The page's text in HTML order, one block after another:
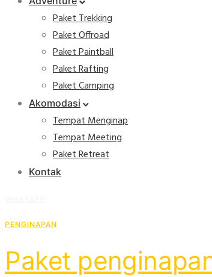
Paket Trekking
Paket Offroad
Paket Paintball
Paket Rafting
Paket Camping
Akomodasi
Tempat Menginap
Tempat Meeting
Paket Retreat
Kontak
PENGINAPAN
Paket